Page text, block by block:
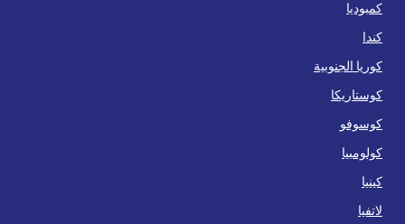
كمبوديا
كندا
كوريا الجنوبية
كوستاريكا
كوسوفو
كولومبيا
كينيا
لاتفيا